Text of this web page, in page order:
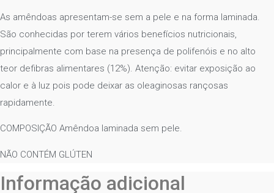
As amêndoas apresentam-se sem a pele e na forma laminada.
São conhecidas por terem vários benefícios nutricionais,
principalmente com base na presença de polifenóis e no alto
teor defibras alimentares (12%). Atenção: evitar exposição ao
calor e à luz pois pode deixar as oleaginosas rançosas
rapidamente.
COMPOSIÇÃO Amêndoa laminada sem pele.
NÃO CONTÉM GLÚTEN
Informação adicional